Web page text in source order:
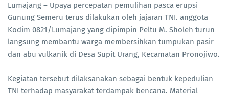
Lumajang – Upaya percepatan pemulihan pasca erupsi
Gunung Semeru terus dilakukan oleh jajaran TNI. anggota
Kodim 0821/Lumajang yang dipimpin Peltu M. Sholeh turun
langsung membantu warga membersihkan tumpukan pasir
dan abu vulkanik di Desa Supit Urang, Kecamatan Pronojiwo.
Kegiatan tersebut dilaksanakan sebagai bentuk kepedulian
TNI terhadap masyarakat terdampak bencana. Material